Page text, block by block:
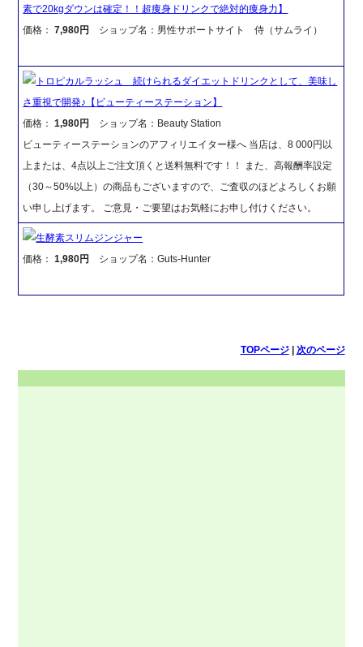
素で20kgダウンは確定！！超痩身ドリンクで絶対的痩身力】
価格：7,980円 ショップ名：男性サポートサイト 侍（サムライ）
トロピカルラッシュ 続けられるダイエットドリンクとして、美味し
さ重視で開発♪【ビューティーステーション】
価格：1,980円
ショップ名：Beauty Station
ビューティーステーションのアフィリエイター様へ 当店は、8 000円以
上または、4点以上ご注文頂くと送料無料です！！ また、高報酬率設定
（30～50%以上）の商品もございますので、ご査収のほどよろしくお願
い申し上げます。 ご意見・ご要望はお気軽にお申し付けください。
生酵素スリムジンジャー
価格：1,980円 ショップ名：Guts-Hunter
TOPページ| 次のページ